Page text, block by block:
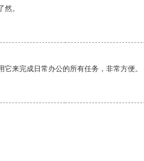
。
来完成日常办公的所有任务，非常方便。